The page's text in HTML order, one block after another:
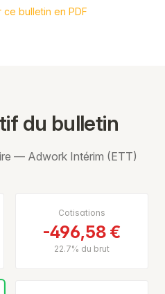
bulletin en PDF
du bulletin
— Adwork Intérim (ETT)
Cotisations
-496,58 €
22.7% du brut